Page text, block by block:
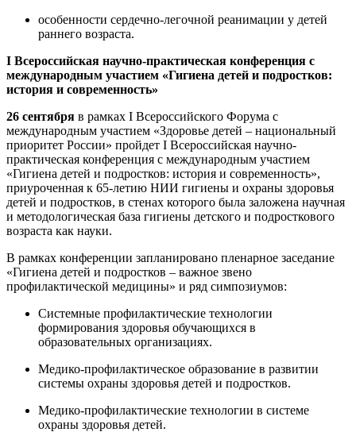
особенности сердечно-легочной реанимации у детей
раннего возраста.
I Всероссийская научно-практическая конференция с
международным участием «Гигиена детей и подростков:
история и современность»
26 сентября в рамках I Всероссийского Форума с
международным участием «Здоровье детей – национальный
приоритет России» пройдет I Всероссийская научно-
практическая конференция с международным участием
«Гигиена детей и подростков: история и современность»,
приуроченная к 65-летию НИИ гигиены и охраны здоровья
детей и подростков, в стенах которого была заложена научная
и методологическая база гигиены детского и подросткового
возраста как науки.
В рамках конференции запланировано пленарное заседание
«Гигиена детей и подростков – важное звено
профилактической медицины» и ряд симпозиумов:
Системные профилактические технологии
формирования здоровья обучающихся в
образовательных организациях.
Медико-профилактическое образование в развитии
системы охраны здоровья детей и подростков.
Медико-профилактические технологии в системе
охраны здоровья детей.